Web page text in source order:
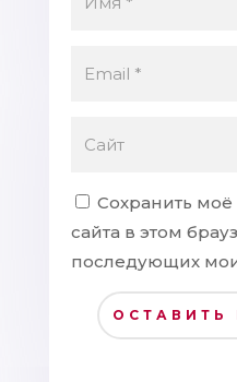
Сохранить
сайта в этом
последующих
ОСТАВИТЬ